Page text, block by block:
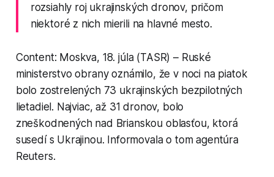
rozsiahly roj ukrajinských dronov, pričom
niektoré z nich mierili na hlavné mesto.
Content: Moskva, 18. júla (TASR) – Ruské
ministerstvo obrany oznámilo, že v noci na piatok
bolo zostrelených 73 ukrajinských bezpilotných
lietadiel. Najviac, až 31 dronov, bolo
zneškodnených nad Brianskou oblasťou, ktorá
susedí s Ukrajinou. Informovala o tom agentúra
Reuters.